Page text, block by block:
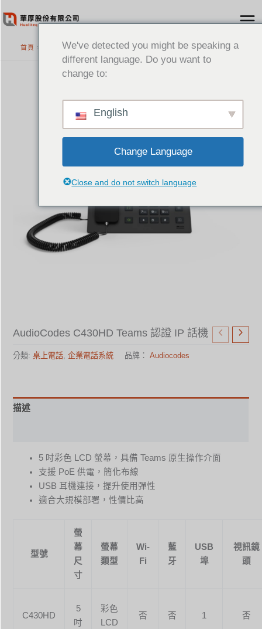
至
首頁 > 精選產品
AudioCodes C430HD Teams 認證 IP 話機
分類:桌上電話 ,企業電話系統 品牌：Audiocodes
描述
5 吋彩色 LCD 螢幕，具備 Teams 原生操作介面
支援 PoE 供電，簡化布線
USB 耳機連接，提升使用彈性
適合大規模部署，性價比高
型號
螢
幕
尺
寸
螢幕
類型
Wi-
Fi
藍
牙
USB
埠
視訊鏡
頭
C430HD
5
吋
彩色
LCD
否 否 1 否
We've detected you might be speaking a
different language. Do you want to
change to:
English
Change Language
Close and do not switch language